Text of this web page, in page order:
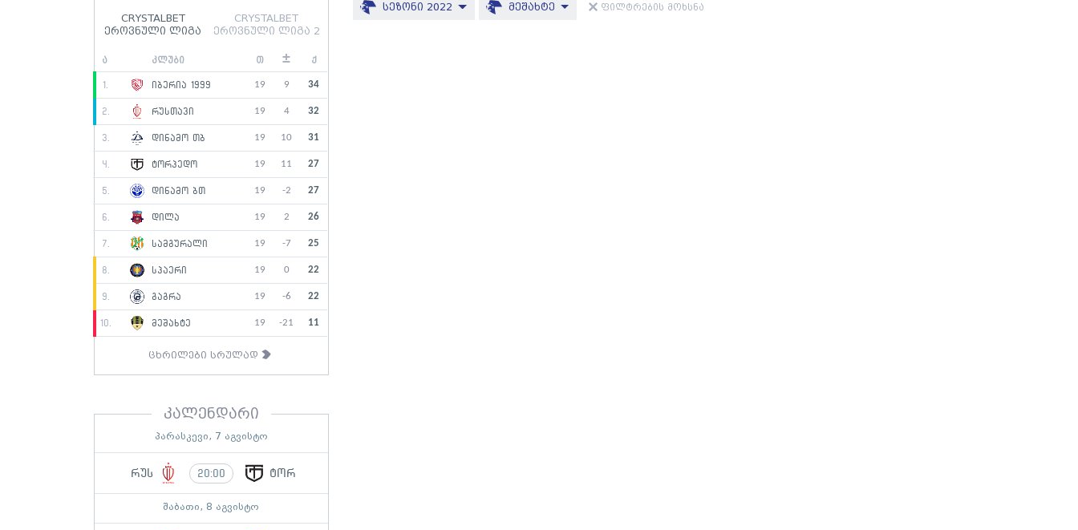
CRYSTALBET
ეროვნული ლიგა
CRYSTALBET
ეროვნული ლიგა 2
ა კლუბი თ ± ქ
1. იბერია 1999 19 9 34
2. რუსთავი 19 4 32
3. დინამო თბ 19 10 31
4. ტორპედო 19 11 27
5. დინამო ბთ 19 -2 27
6. დილა 19 2 26
7. სამგურალი 19 -7 25
8. სპაერი 19 0 22
9. გაგრა 19 -6 22
10. მეშახტე 19 -21 11
ცხრილები სრულად
კალენდარი
პარასკევი, 7 აგვისტო
რუს 20:00 ტორ
შაბათი, 8 აგვისტო
სეზონი 2022 მეშახტე ფილტრების მოხსნა